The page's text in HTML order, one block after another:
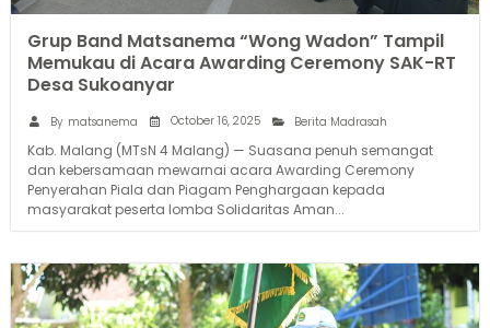
Grup Band Matsanema “Wong Wadon” Tampil
Memukau di Acara Awarding Ceremony SAK-RT
Desa Sukoanyar
By matsanema October 16, 2025 Berita Madrasah
Kab. Malang (MTsN 4 Malang) — Suasana penuh semangat
dan kebersamaan mewarnai acara Awarding Ceremony
Penyerahan Piala dan Piagam Penghargaan kepada
masyarakat peserta lomba Solidaritas Aman...